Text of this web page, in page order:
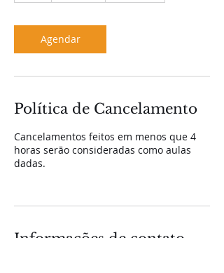
Agendar
Política de Cancelamento
Cancelamentos feitos em menos que 4
horas serão consideradas como aulas
dadas.
Informações de contato